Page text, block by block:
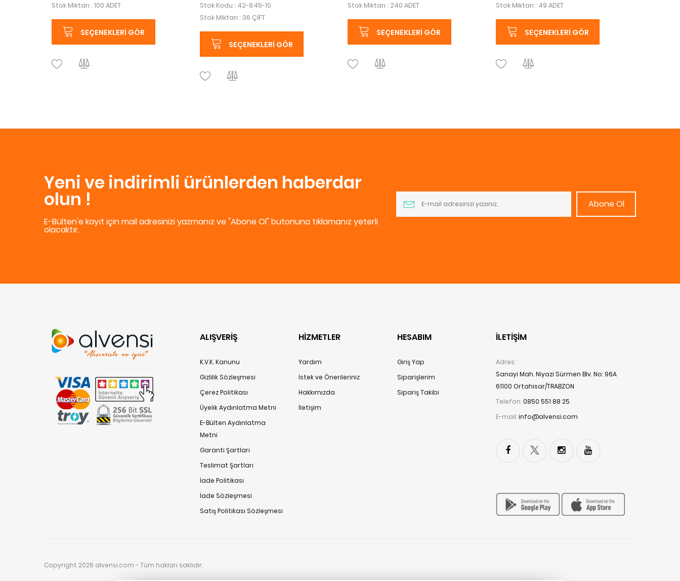
Stok Miktarı : 100 ADET
SEÇENEKLERI GÖR
Stok Kodu : 42-845-10
Stok Miktarı : 36 ÇİFT
SEÇENEKLERI GÖR
Stok Miktarı : 240 ADET
SEÇENEKLERI GÖR
Stok Miktarı : 49 ADET
SEÇENEKLERI GÖR
Yeni ve indirimli ürünlerden haberdar
olun !
E-Bülten'e kayıt için mail adresinizi yazmanız ve "Abone Ol" butonuna tıklamanız yeterli
olacaktır.
Abone Ol
ALIŞVERİŞ
K.V.K. Kanunu
Gizlilik Sözleşmesi
Çerez Politikası
Üyelik Aydınlatma Metni
E-Bülten Aydınlatma
Metni
Garanti Şartları
Teslimat Şartları
İade Politikası
İade Sözleşmesi
Satış Politikası Sözleşmesi
HİZMETLER
Yardım
İstek ve Önerileriniz
Hakkımızda
İletişim
HESABIM
Giriş Yap
Siparişlerim
Sipariş Takibi
İLETIŞIM
Adres:
Sanayi Mah. Niyazi Sürmen Blv. No: 96A
61100 Ortahisar/TRABZON
Telefon:0850 551 88 25
E-mail:info@alvensi.com
Copyright 2026 alvensi.com - Tüm hakları saklıdır.